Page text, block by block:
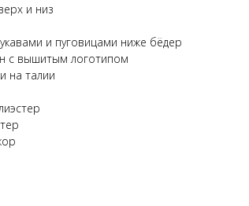
и низ
и пуговицами ниже бёдер
с вышитым логотипом
на талии